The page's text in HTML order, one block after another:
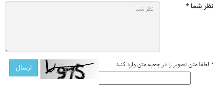
نظر شما *
* لطفا متن تصویر را در جعبه متن وارد کنید